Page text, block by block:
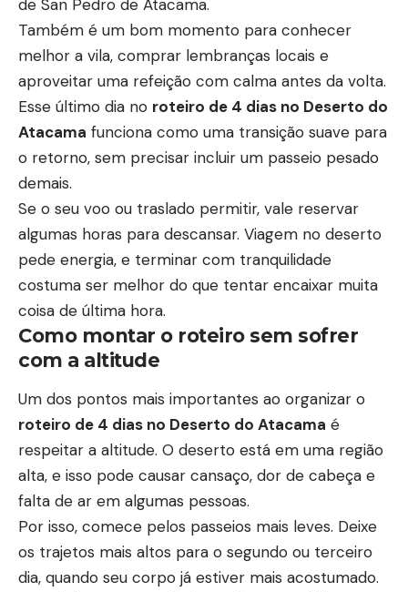
de San Pedro de Atacama.
Também é um bom momento para conhecer
melhor a vila, comprar lembranças locais e
aproveitar uma refeição com calma antes da volta.
Esse último dia no roteiro de 4 dias no Deserto do
Atacama funciona como uma transição suave para
o retorno, sem precisar incluir um passeio pesado
demais.
Se o seu voo ou traslado permitir, vale reservar
algumas horas para descansar. Viagem no deserto
pede energia, e terminar com tranquilidade
costuma ser melhor do que tentar encaixar muita
coisa de última hora.
Como montar o roteiro sem sofrer
com a altitude
Um dos pontos mais importantes ao organizar o
roteiro de 4 dias no Deserto do Atacama é
respeitar a altitude. O deserto está em uma região
alta, e isso pode causar cansaço, dor de cabeça e
falta de ar em algumas pessoas.
Por isso, comece pelos passeios mais leves. Deixe
os trajetos mais altos para o segundo ou terceiro
dia, quando seu corpo já estiver mais acostumado.